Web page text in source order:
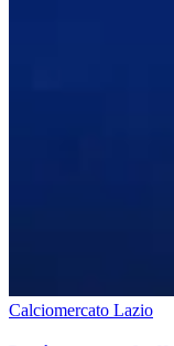
Calciomercato Lazio